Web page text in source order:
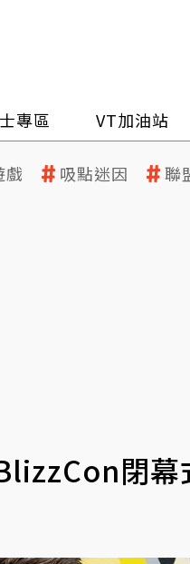
專區 VT加油站
吸點迷因 聯
閉幕